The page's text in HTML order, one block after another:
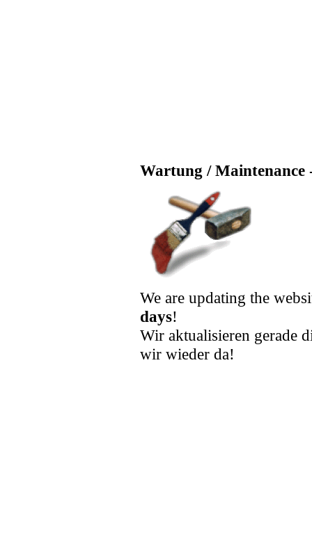
Wartung / Maintenance
We are updating the
days!
Wir aktualisieren gerade
wir wieder da!